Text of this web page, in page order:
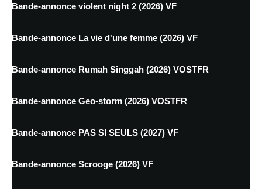
Bande-annonce violent night 2 (2026) VF
Bande-annonce La vie d'une femme (2026) VF
Bande-annonce Rumah Singgah (2026) VOSTFR
Bande-annonce Geo-storm (2026) VOSTFR
Bande-annonce PAS SI SEULS (2027) VF
Bande-annonce Scrooge (2026) VF